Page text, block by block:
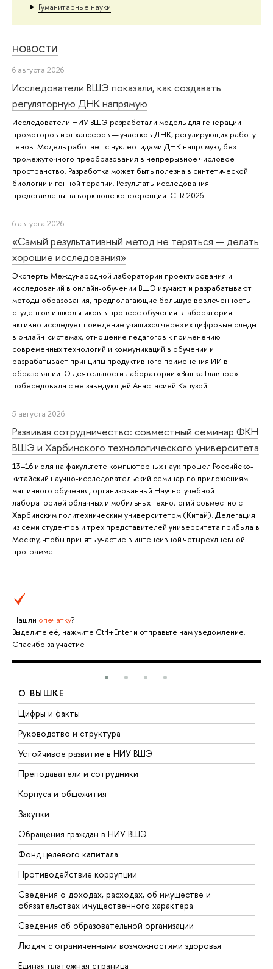
Гуманитарные науки
НОВОСТИ
6 августа 2026
Исследователи ВШЭ показали, как создавать
регуляторную ДНК напрямую
Исследователи НИУ ВШЭ разработали модель для генерации
промоторов и энхансеров — участков ДНК, регулирующих работу
генов. Модель работает с нуклеотидами ДНК напрямую, без
промежуточного преобразования в непрерывное числовое
пространство. Разработка может быть полезна в синтетической
биологии и генной терапии. Результаты исследования
представлены на воркшопе конференции ICLR 2026.
6 августа 2026
«Самый результативный метод не теряться — делать
хорошие исследования»
Эксперты Международной лаборатории проектирования и
исследований в онлайн-обучении ВШЭ изучают и разрабатывают
методы образования, предполагающие большую вовлеченность
студентов и школьников в процесс обучения. Лаборатория
активно исследует поведение учащихся через их цифровые следы
в онлайн-системах, отношение педагогов к применению
современных технологий и коммуникаций в обучении и
разрабатывает принципы продуктивного применения ИИ в
образовании. О деятельности лаборатории «Вышка.Главное»
побеседовала с ее заведующей Анастасией Капузой.
5 августа 2026
Развивая сотрудничество: совместный семинар ФКН
ВШЭ и Харбинского технологического университета
13–16 июля на факультете компьютерных наук прошел Российско-
китайский научно-исследовательский семинар по приложениям
машинного обучения, организованный Научно-учебной
лабораторией облачных и мобильных технологий совместно с
Харбинским политехническим университетом (Китай). Делегация
из семи студентов и трех представителей университета прибыла в
Москву, чтобы принять участие в интенсивной четырехдневной
программе.
Нашли опечатку?
Выделите её, нажмите Ctrl+Enter и отправьте нам уведомление.
Спасибо за участие!
О ВЫШКЕ
Цифры и факты
Руководство и структура
Устойчивое развитие в НИУ ВШЭ
Преподаватели и сотрудники
Корпуса и общежития
Закупки
Обращения граждан в НИУ ВШЭ
Фонд целевого капитала
Противодействие коррупции
Сведения о доходах, расходах, об имуществе и
обязательствах имущественного характера
Сведения об образовательной организации
Людям с ограниченными возможностями здоровья
Единая платежная страница